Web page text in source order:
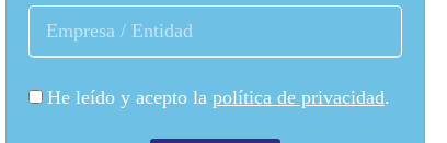
He leído y acepto la política de privacidad.